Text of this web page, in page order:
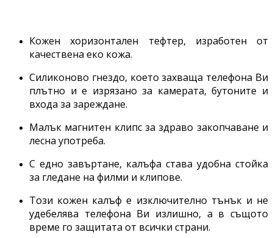
Кожен хоризонтален тефтер, изработен от
качествена еко кожа.
Силиконово гнездо, което захваща телефона Ви
плътно и е изрязано за камерата, бутоните и
входа за зареждане.
Малък магнитен клипс за здраво закопчаване и
лесна употреба.
С едно завъртане, калъфа става удобна стойка
за гледане на филми и клипове.
Този кожен калъф е изключително тънък и не
удебелява телефона Ви излишно, а в същото
време го защитата от всички страни.